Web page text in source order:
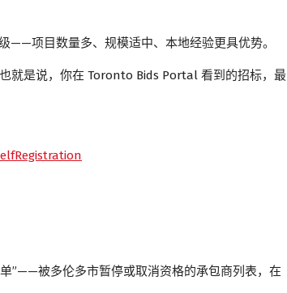
——项目数量多、规模适中、本地经验更具优势。
就是说，你在 Toronto Bids Portal 看到的招标，最
”——被多伦多市暂停或取消资格的承包商列表，在